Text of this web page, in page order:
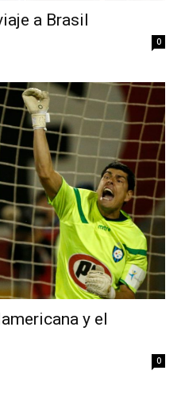
a Brasil
0
y el
0